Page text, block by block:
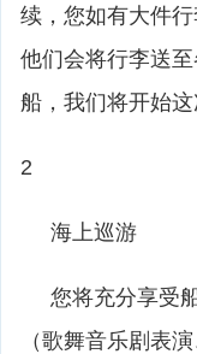
续，您如有大件
他们会将行李送
船，我们将开始
2
海上巡游
您将充分享受船
（歌舞音乐剧表